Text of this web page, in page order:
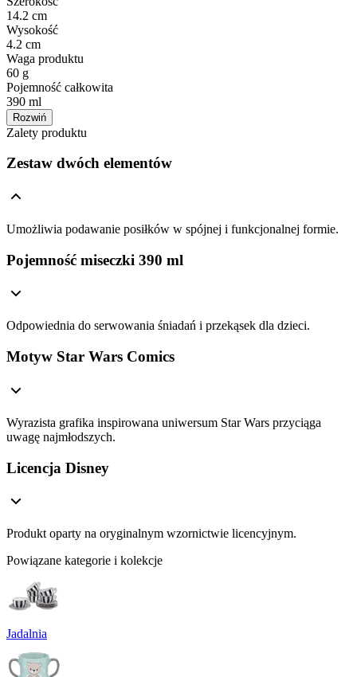
14.2 cm
Wysokość
4.2 cm
Waga produktu
60 g
Pojemność całkowita
390 ml
Rozwiń
Zalety produktu
Zestaw dwóch elementów
Umożliwia podawanie posiłków w spójnej i funkcjonalnej formie.
Pojemność miseczki 390 ml
Odpowiednia do serwowania śniadań i przekąsek dla dzieci.
Motyw Star Wars Comics
Wyrazista grafika inspirowana uniwersum Star Wars przyciąga
uwagę najmłodszych.
Licencja Disney
Produkt oparty na oryginalnym wzornictwie licencyjnym.
Powiązane kategorie i kolekcje
Jadalnia